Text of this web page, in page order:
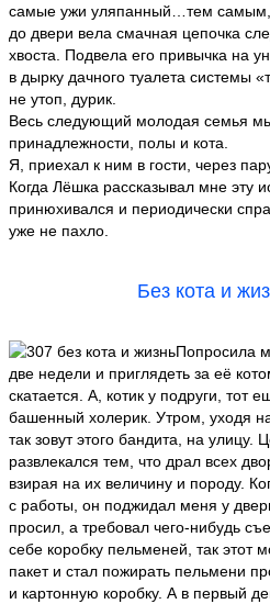
самые ужи уляпанный…тем самым,
до двери вела смачная цепочка
хвоста. Подвела его привычка на
в дырку дачного туалета системы
не утоп, дурик.
Весь следующий молодая семья
принадлежности, полы и кота.
Я, приехал к ним в гости, через
Когда Лёшка рассказывал мне эту
принюхивался и периодически
уже не пахло.
Без кота и
Попросила
две недели и приглядеть за её
скатается. А, котик у подруги, тот
башенный холерик. Утром, уходя
так зовут этого бандита, на
развлекался тем, что драл всех
взирая на их величину и породу.
с работы, он поджидал меня у
просил, а требовал чего-нибудь
себе коробку пельменей, так этот
пакет и стал пожирать пельмени
и картонную коробку. А в первый